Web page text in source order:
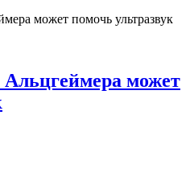
Альцгеймера может